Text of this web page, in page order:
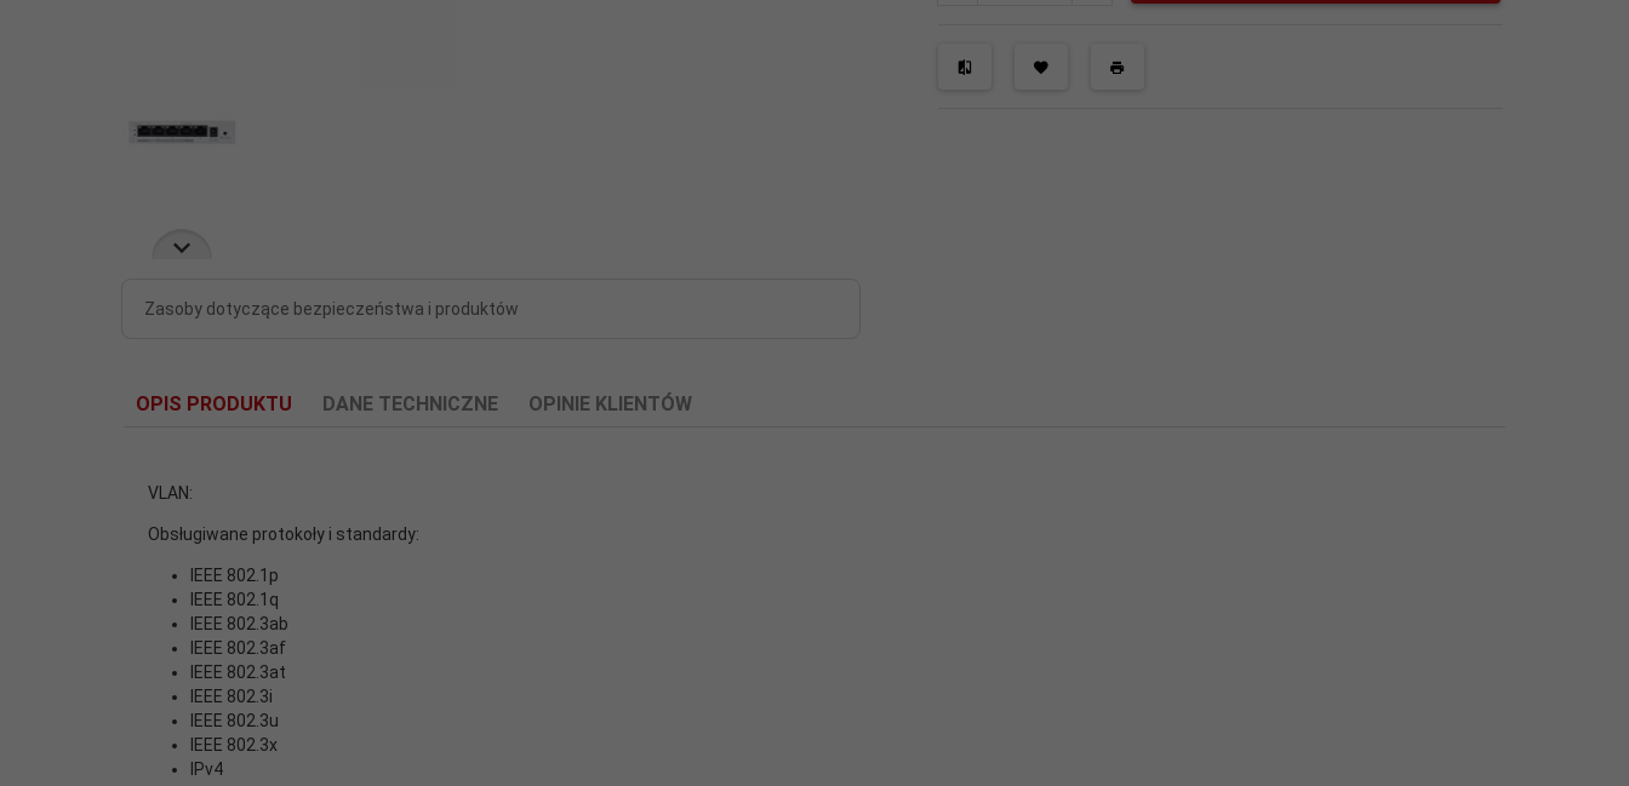
Zasoby dotyczące bezpieczeństwa i produktów
OPIS PRODUKTU DANE TECHNICZNE OPINIE KLIENTÓW
VLAN:
Obsługiwane protokoły i standardy:
IEEE 802.1p
IEEE 802.1q
IEEE 802.3ab
IEEE 802.3af
IEEE 802.3at
IEEE 802.3i
IEEE 802.3u
IEEE 802.3x
IPv4
Architektura
sieci:
Bufor pamięci:
depth: